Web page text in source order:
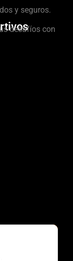
y seguros.
desafíos con